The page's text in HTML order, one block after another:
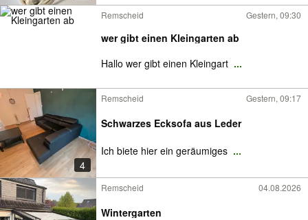
Remscheid Gestern, 09:30
wer gibt einen Kleingarten ab
Hallo wer gibt einen Kleingart ...
4
Remscheid Gestern, 09:17
Schwarzes Ecksofa aus Leder
Ich biete hier ein geräumiges ...
Remscheid 04.08.2026
Wintergarten